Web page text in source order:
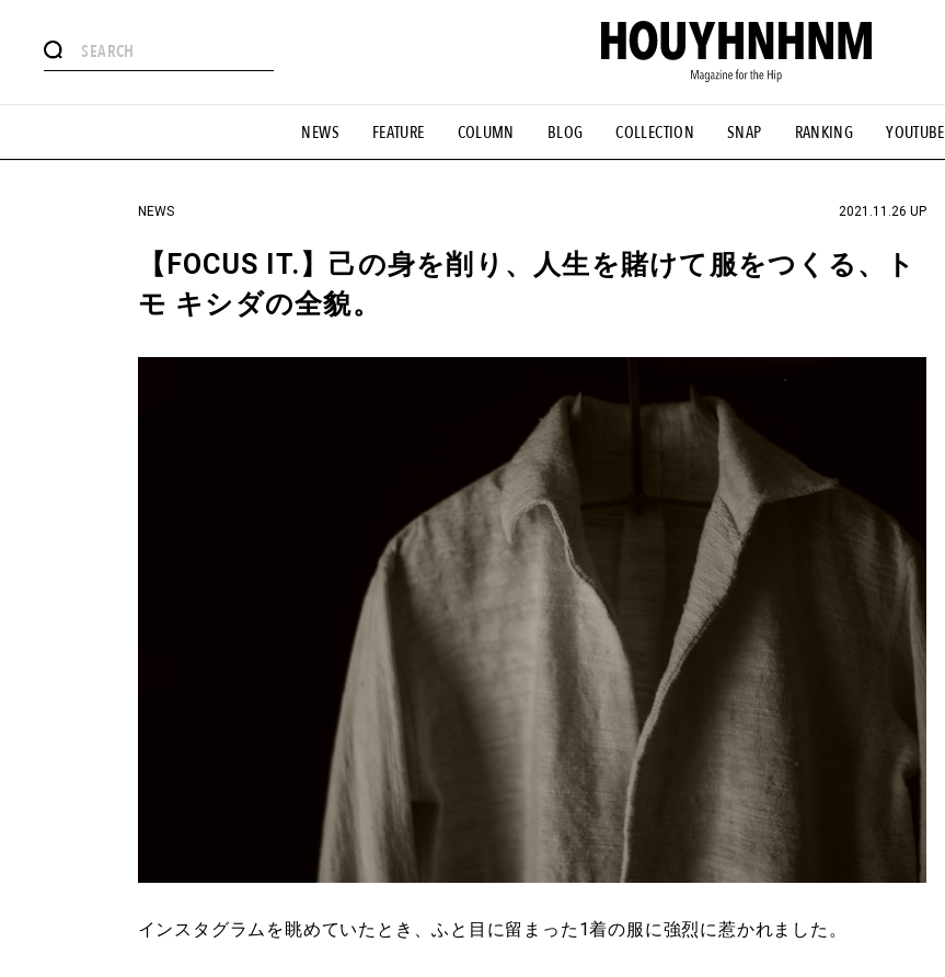
NEWS FEATURE COLUMN BLOG COLLECTION SNAP RANKING YOUTUBE
#憧れの逸品 #ESSENTIAL DESIGNS #古着サミット #NEW VINTAGE #マイナーグッド図鑑
#GH 銘品の所以 #フイナムのYouTube #Commune H #FOCUS IT #AH.H #ととけん #FASHION #MUSIC
#HANDSOME HANDBOOK
NEWS 2021.11.26 UP
【FOCUS IT.】己の身を削り、人生を賭けて服をつくる、ト
モ キシダの全貌。
インスタグラムを眺めていたとき、ふと目に留まった1着の服に強烈に惹かれました。